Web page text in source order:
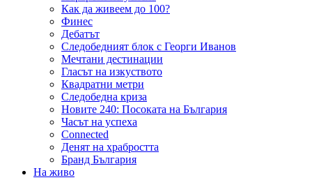
Как да живеем до 100?
Финес
Дебатът
Следобедният блок с Георги Иванов
Мечтани дестинации
Гласът на изкуството
Квадратни метри
Следобедна криза
Новите 240: Посоката на България
Часът на успеха
Connected
Денят на храбростта
Бранд България
На живо